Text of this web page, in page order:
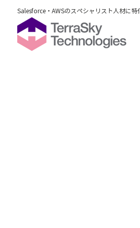
Salesforce・AWSのスペシャリスト人材に